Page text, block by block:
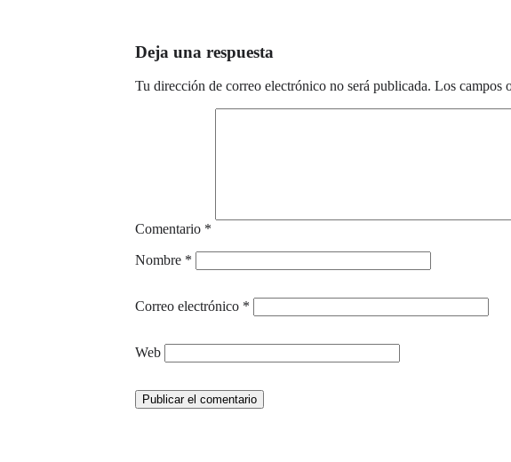
Deja una respuesta
Tu dirección de correo electrónico no será publicada. Los campos
Comentario *
Nombre *
Correo electrónico *
Web